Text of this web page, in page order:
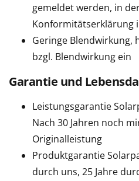
gemeldet werden, in
Konformitätserklärung
Geringe Blendwirkung,
bzgl. Blendwirkung ein
Garantie und
Leistungsgarantie
Nach 30 Jahren noch
Originalleistung
Produktgarantie
durch uns, 25 Jahre